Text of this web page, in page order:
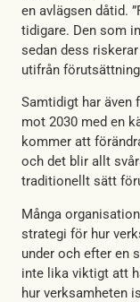
en avlägsen dåtid.
tidigare. Den som
sedan dess
utifrån
Samtidigt har även
mot 2030 med en
kommer att
och det blir allt
traditionellt sätt
Många
strategi för hur
under och efter en
inte lika viktigt att
hur verksamheten